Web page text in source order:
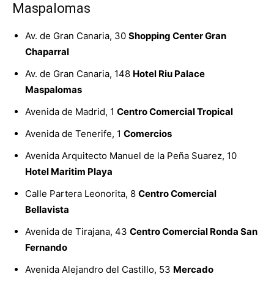
Maspalomas
Av. de Gran Canaria, 30 Shopping Center Gran
Chaparral
Av. de Gran Canaria, 148 Hotel Riu Palace
Maspalomas
Avenida de Madrid, 1 Centro Comercial Tropical
Avenida de Tenerife, 1 Comercios
Avenida Arquitecto Manuel de la Peña Suarez, 10
Hotel Maritim Playa
Calle Partera Leonorita, 8 Centro Comercial
Bellavista
Avenida de Tirajana, 43 Centro Comercial Ronda San
Fernando
Avenida Alejandro del Castillo, 53 Mercado